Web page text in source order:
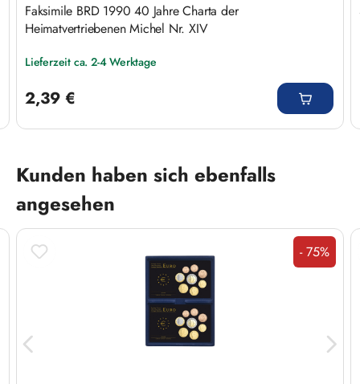
Faksimile BRD 1990 40 Jahre Charta der
Heimatvertriebenen Michel Nr. XIV
Lieferzeit ca. 2-4 Werktage
2,39 €
Produktgalerie überspringen
Kunden haben sich ebenfalls
angesehen
Rabatt
- 75%